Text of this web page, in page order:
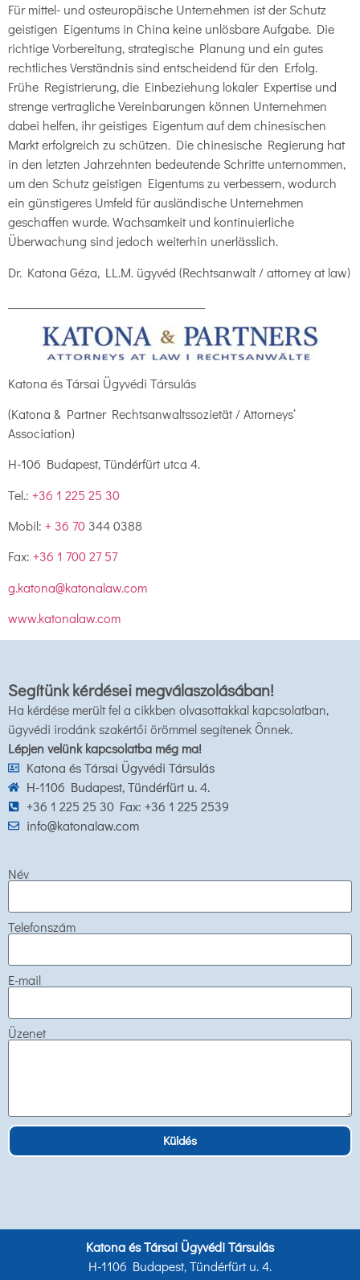
Für mittel- und osteuropäische Unternehmen ist der Schutz
geistigen Eigentums in China keine unlösbare Aufgabe. Die
richtige Vorbereitung, strategische Planung und ein gutes
rechtliches Verständnis sind entscheidend für den Erfolg.
Frühe Registrierung, die Einbeziehung lokaler Expertise und
strenge vertragliche Vereinbarungen können Unternehmen
dabei helfen, ihr geistiges Eigentum auf dem chinesischen
Markt erfolgreich zu schützen. Die chinesische Regierung hat
in den letzten Jahrzehnten bedeutende Schritte unternommen,
um den Schutz geistigen Eigentums zu verbessern, wodurch
ein günstigeres Umfeld für ausländische Unternehmen
geschaffen wurde. Wachsamkeit und kontinuierliche
Überwachung sind jedoch weiterhin unerlässlich.
Dr. Katona Géza, LL.M. ügyvéd (Rechtsanwalt / attorney at law)
Katona és Társai Ügyvédi Társulás
(Katona & Partner Rechtsanwaltssozietät / Attorneys‘
Association)
H-106 Budapest, Tündérfürt utca 4.
Tel.: +36 1 225 25 30
Mobil: + 36 70 344 0388
Fax: +36 1 700 27 57
g.katona@katonalaw.com
www.katonalaw.com
Segítünk kérdései megválaszolásában!
Ha kérdése merült fel a cikkben olvasottakkal kapcsolatban,
ügyvédi irodánk szakértői örömmel segítenek Önnek.
Lépjen velünk kapcsolatba még ma!
Katona és Társai Ügyvédi Társulás
H-1106 Budapest, Tündérfürt u. 4.
+36 1 225 25 30 Fax: +36 1 225 2539
info@katonalaw.com
Név
Telefonszám
E-mail
Üzenet
Küldés
Katona és Társai Ügyvédi Társulás
H-1106 Budapest, Tündérfürt u. 4.